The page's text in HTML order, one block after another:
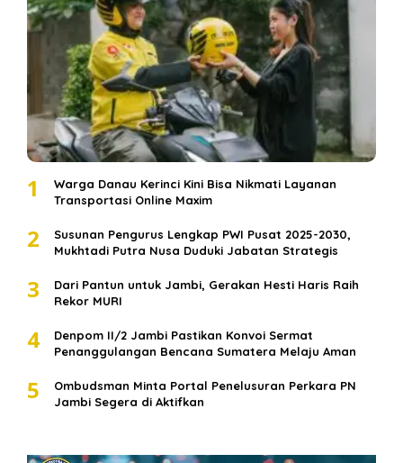
1
Warga Danau Kerinci Kini Bisa Nikmati Layanan
Transportasi Online Maxim
2
Susunan Pengurus Lengkap PWI Pusat 2025-2030,
Mukhtadi Putra Nusa Duduki Jabatan Strategis
3
Dari Pantun untuk Jambi, Gerakan Hesti Haris Raih
Rekor MURI
4
Denpom II/2 Jambi Pastikan Konvoi Sermat
Penanggulangan Bencana Sumatera Melaju Aman
5
Ombudsman Minta Portal Penelusuran Perkara PN
Jambi Segera di Aktifkan